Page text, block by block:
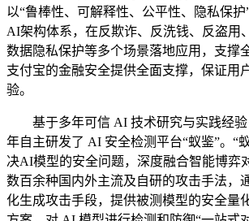
以“鲁棒性、可解释性、公平性、隐私保
AI架构体系，在反欺诈、反洗钱、反盗用
数据隐私保护等多个场景落地应用，支撑
支付宝的金融安全提供全面支撑，保证用
验。
基于多年可信 AI 技术研究与实践经验
年自主研发了 AI 安全检测平台“蚁鉴”。“
决AI模型的安全问题，深度融合智能博弈
数百余种国内外主流及自研的攻击手法，
化生成攻击手段，提供被测模型的安全量